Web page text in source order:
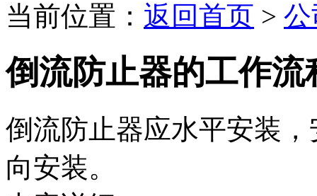
当前位置： 返回首页 >
倒流防止器的工作流
倒流防止器应水平安装
向安装。